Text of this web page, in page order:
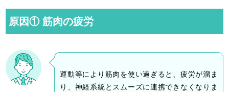
原因① 筋肉の疲労
運動等により筋肉を使い過ぎると、疲労が溜ま
り、神経系統とスムーズに連携できなくなりま